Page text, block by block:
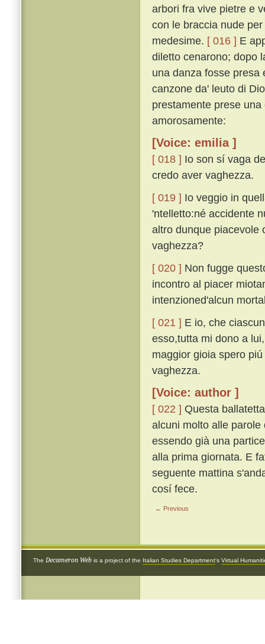
arbori fra vive pietre e
con le braccia nude
medesime. [ 016 ] E
diletto cenarono; dopo
una danza fosse presa
canzone da' leuto di
prestamente prese
amorosamente:
[Voice: emilia ]
[ 018 ] Io son sí vaga
credo aver vaghezza.
[ 019 ] Io veggio in
'ntelletto:né accidente
altro dunque piacevole
vaghezza?
[ 020 ] Non fugge
incontro al piacer
intenzioned'alcun
[ 021 ] E io, che
esso,tutta mi dono a
maggior gioia spero
vaghezza.
[Voice: author ]
[ 022 ] Questa
alcuni molto alle
essendo già una
alla prima giornata. E
seguente mattina
cosí fece.
← Previous
The Decameron Web is a project of the Italian Studies Department's Virtual